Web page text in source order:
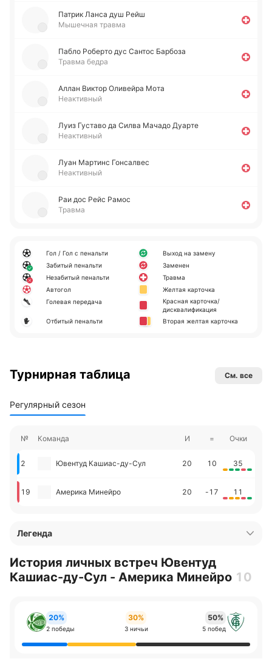
Патрик Ланса душ Рейш
Мышечная травма
Пабло Ро­бе­рто дус Сантос Ба­рбо­за
Травма бедра
Аллан Виктор Оли­вей­ра Мота
Неактивный
Луиз Гу­ста­во да Силва Мачадо Дуарте
Неактивный
Луан Ма­ртинс Го­нса­лвес
Неактивный
Раи дос Рейс Рамос
Травма
Гол / Гол с пенальти
Забитый пенальти
Незабитый пенальти
Автогол
Голевая передача
Отбитый пенальти
Выход на замену
Заменен
Травма
Желтая карточка
Красная карточка/
дисквалификация
Вторая желтая карточка
Турнирная таблица См. все
Регулярный сезон
№ Команда И = Очки
2 Ювентуд Кашиас-ду-Сул 20 10 35
19 Америка Минейро 20 -17 11
Легенда
История личных встреч Ювентуд
Кашиас-ду-Сул - Америка Минейро 10
20%
2 победы
30%
3 ничьи
50%
5 побед